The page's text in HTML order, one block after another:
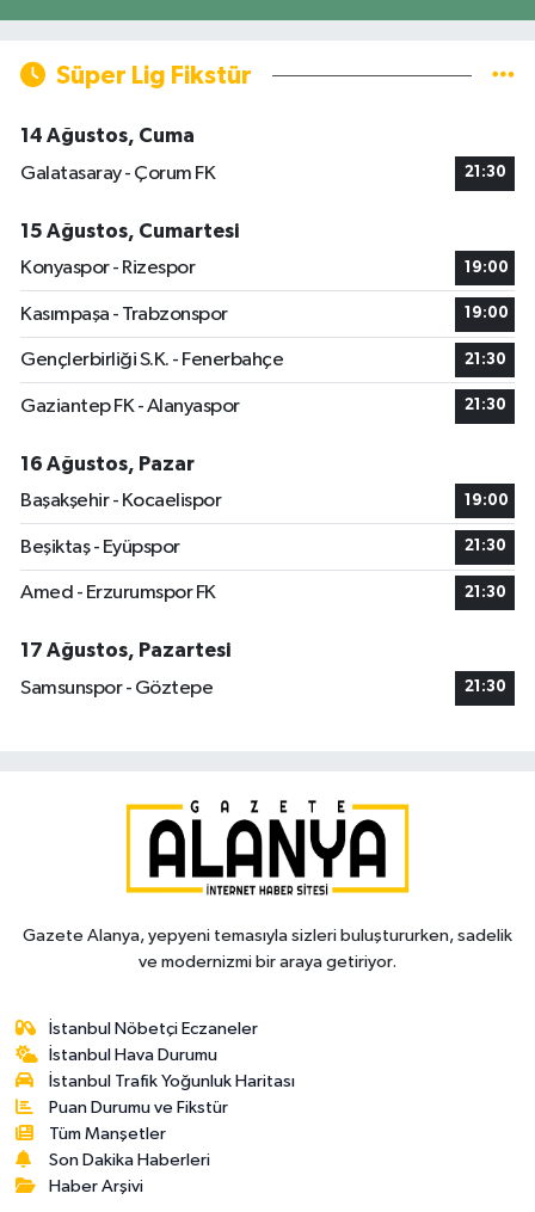
Süper Lig Fikstür
14 Ağustos, Cuma
Galatasaray - Çorum FK
21:30
15 Ağustos, Cumartesi
Konyaspor - Rizespor
19:00
Kasımpaşa - Trabzonspor 19:00
Gençlerbirliği S.K. - Fenerbahçe 21:30
Gaziantep FK - Alanyaspor 21:30
16 Ağustos, Pazar
Başakşehir - Kocaelispor
19:00
Beşiktaş - Eyüpspor 21:30
Amed - Erzurumspor FK 21:30
17 Ağustos, Pazartesi
Samsunspor - Göztepe
21:30
Gazete Alanya, yepyeni temasıyla sizleri buluştururken, sadelik
ve modernizmi bir araya getiriyor.
İstanbul Nöbetçi Eczaneler
İstanbul Hava Durumu
İstanbul Trafik Yoğunluk Haritası
Puan Durumu ve Fikstür
Tüm Manşetler
Son Dakika Haberleri
Haber Arşivi